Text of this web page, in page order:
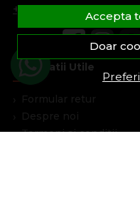
Accepta
Doar
+40 311 100 277
Informatii Utile
Formular retur
Despre noi
Termeni si conditii